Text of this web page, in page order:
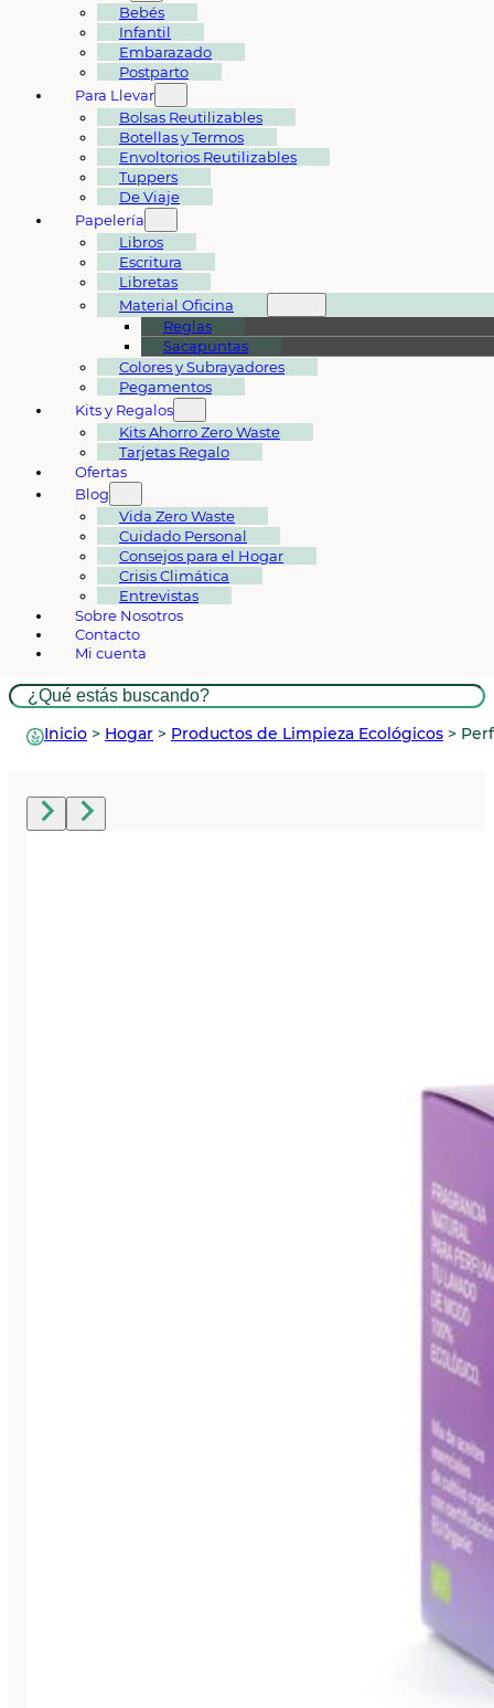
Bebés
Infantil
Embarazado
Postparto
Para Llevar
Bolsas Reutilizables
Botellas y Termos
Envoltorios Reutilizables
Tuppers
De Viaje
Papelería
Libros
Escritura
Libretas
Material Oficina
Reglas
Sacapuntas
Colores y Subrayadores
Pegamentos
Kits y Regalos
Kits Ahorro Zero Waste
Tarjetas Regalo
Ofertas
Blog
Vida Zero Waste
Cuidado Personal
Consejos para el Hogar
Crisis Climática
Entrevistas
Sobre Nosotros
Contacto
Mi cuenta
Buscar
Inicio > Hogar > Productos de Limpieza Ecológicos >